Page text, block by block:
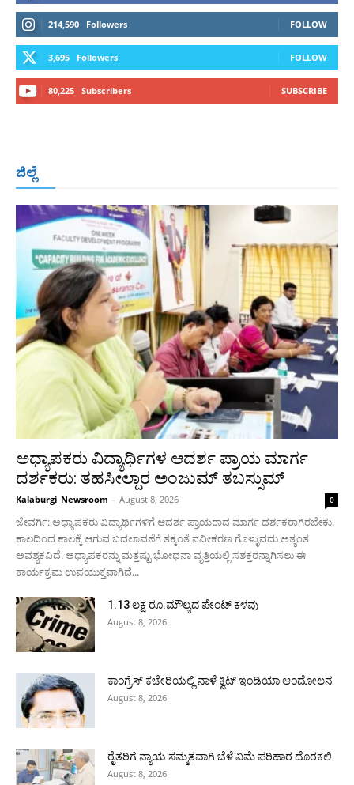
214,590 Followers FOLLOW
3,695 Followers FOLLOW
80,225 Subscribers SUBSCRIBE
ಜಿಲ್ಲೆ
ಅಧ್ಯಾಪಕರು ವಿದ್ಯಾರ್ಥಿಗಳ ಆದರ್ಶ ಪ್ರಾಯ ಮಾರ್ಗ
ದರ್ಶಕರು: ತಹಸೀಲ್ದಾರ ಅಂಜುಮ್ ತಬಸ್ಸುಮ್
Kalaburgi_Newsroom - August 8, 2026 0
ಜೇವರ್ಗಿ: ಅಧ್ಯಾಪಕರು ವಿದ್ಯಾರ್ಥಿಗಳಿಗೆ ಆದರ್ಶ ಪ್ರಾಯರಾದ ಮಾರ್ಗ ದರ್ಶಕರಾಗಿರಬೇಕು.
ಕಾಲದಿಂದ ಕಾಲಕ್ಕೆ ಆಗುವ ಬದಲಾವಣೆಗೆ ತಕ್ಕಂತೆ ನವೀಕರಣ ಗೊಳ್ಳುವದು ಅತ್ಯಂತ
ಅವಶ್ಯಕವಿದೆ. ಅಧ್ಯಾಪಕರನ್ನು ಮತ್ತಷ್ಟು ಭೋಧನಾ ವೃತ್ತಿಯಲ್ಲಿ ಸಶಕ್ತರನ್ನಾಗಿಸಲು ಈ
ಕಾರ್ಯಕ್ರಮ ಉಪಯುಕ್ತವಾಗಿದೆ...
1.13 ಲಕ್ಷ ರೂ.ಮೌಲ್ಯದ ಪೇಂಟ್ ಕಳವು
August 8, 2026
ಕಾಂಗ್ರೆಸ್ ಕಚೇರಿಯಲ್ಲಿ ನಾಳೆ ಕ್ವಿಟ್ ಇಂಡಿಯಾ ಆಂದೋಲನ
August 8, 2026
ರೈತರಿಗೆ ನ್ಯಾಯ ಸಮ್ಮತವಾಗಿ ಬೆಳೆ ವಿಮೆ ಪರಿಹಾರ ದೊರಕಲಿ
August 8, 2026